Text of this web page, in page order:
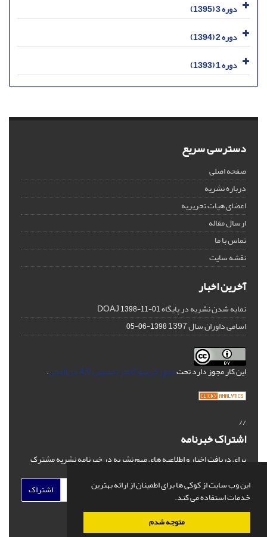
این وب سایت از کوکی ها برای اطمینان از ارائه بهترین
خدمات استفاده می کند.
متوجه شدم
دوره 3 (1395)
دوره 2 (1394)
دوره 1 (1393)
دسترسی سریع
صفحه اصلی
درباره نشریه
اعضای هیات تحریریه
ارسال مقاله
تماس با ما
نقشه سایت
آخرین اخبار
نمایه شدن نشریه در پایگاه DOAJ1398-11-01
اسامی داوران سال 1397 1398-06-05
این کار مجوز دارد تحتمجوز کریتیو کامنز تخصیص 4.0 بین‌المللی .
//
اشتراک خبرنامه
برای دریافت اخبار و اطلاعیه های مهم نشریه در خبرنامه نشریه مشترک
اشتراک